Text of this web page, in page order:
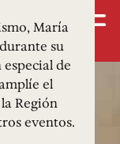
María
su
de
el
Región
eventos.